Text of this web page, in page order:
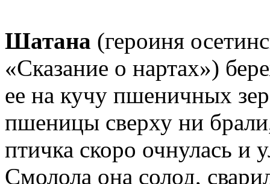
Шатана (героиня
«Сказание о нартах»)
ее на кучу пшеничных
пшеницы сверху ни
птичка скоро очнулась и
Смолола она солод,